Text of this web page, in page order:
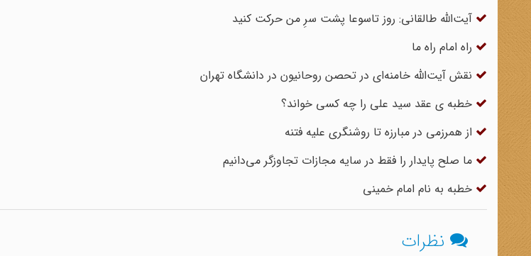
آیت‌الله طالقانی: روز تاسوعا پشت سرِ من حرکت کنید
راه امام راه ما
نقش آیت‌الله خامنه‌ای در تحصن روحانیون در دانشگاه تهران
خطبه ی عقد سید علی را چه کسی خواند؟
از همرزمی در مبارزه تا روشنگری علیه فتنه
ما صلح پایدار را فقط در سایه‌ مجازات تجاوزگر می‌دانیم
خطبه به نام امام خمینی
نظرات